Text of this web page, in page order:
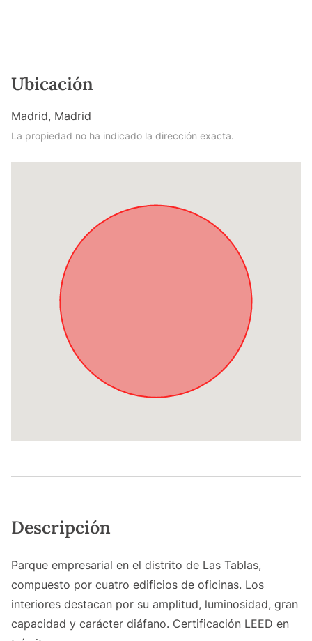
Ubicación
Madrid, Madrid
La propiedad no ha indicado la dirección exacta.
Descripción
Parque empresarial en el distrito de Las Tablas,
compuesto por cuatro edificios de oficinas. Los
interiores destacan por su amplitud, luminosidad, gran
capacidad y carácter diáfano. Certificación LEED en